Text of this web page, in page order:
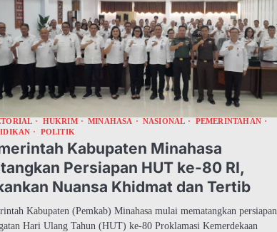
HUKRIM MINAHASA NASIONAL
PEMERINTAHAN
POLITIK
Kabupaten Minahasa
Persiapan HUT ke-80 RI,
Nuansa Khidmat dan Tertib
Kabupaten (Pemkab) Minahasa mulai mematangkan persiapan
Hari Ulang Tahun (HUT) ke-80 Proklamasi Kemerdekaan